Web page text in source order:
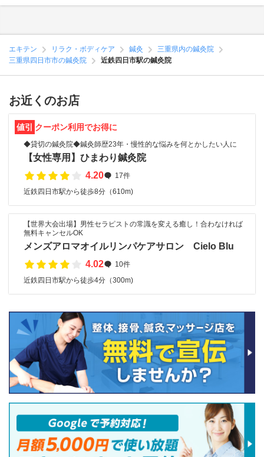
エキテン リラク・ボディケア 鍼灸
三重県内の鍼灸院
三重県四日市市の鍼灸院
近鉄四日市駅の鍼灸院
お近くのお店
値引 クーポン利用でお得に
◆貸切の鍼灸院◆鍼灸師歴23年・慢性的な悩みを何とかしたい人に
【女性専用】ひまわり鍼灸院
4.20
17件
近鉄四日市駅から徒歩8分（610m)
【世界大会出場】男性セラピストの常識を変える癒し！合わなければ
無料キャンセルOK
メンズアロマオイルリンパケアサロン Cielo Blu
4.02
10件
近鉄四日市駅から徒歩4分（300m)